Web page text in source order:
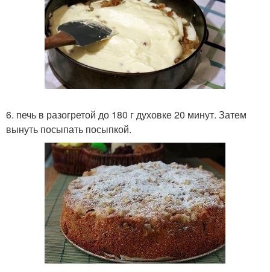
6. печь в разогретой до 180 г духовке 20 минут. Затем
вынуть посыпать посыпкой.